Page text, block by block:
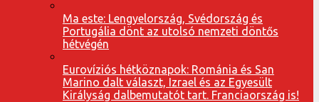
Ma este: Lengyelország, Svédország és
Portugália dönt az utolsó nemzeti döntős
hétvégén
Eurovíziós hétköznapok: Románia és San
Marino dalt választ, Izrael és az Egyesült
Királyság dalbemutatót tart. Franciaország is!